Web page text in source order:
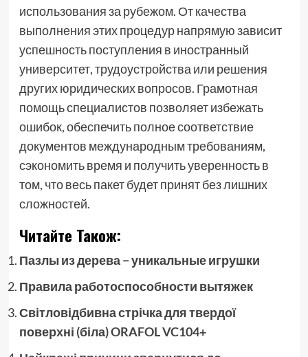
использования за рубежом. От качества
выполнения этих процедур напрямую зависит
успешность поступления в иностранный
университет, трудоустройства или решения
других юридических вопросов. Грамотная
помощь специалистов позволяет избежать
ошибок, обеспечить полное соответствие
документов международным требованиям,
сэкономить время и получить уверенность в
том, что весь пакет будет принят без лишних
сложностей.
Читайте Також:
Пазлы из дерева − уникальные игрушки
Правила работоспособности вытяжек
Світловідбивна стрічка для твердої
поверхні (біла) ORAFOL VC104+